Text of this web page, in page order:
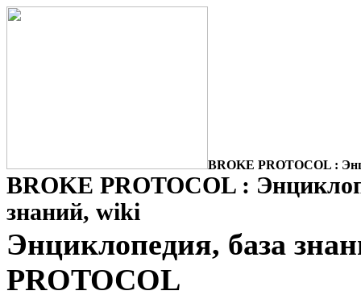
BROKE PROTOCOL :
BROKE PROTOCOL :
знаний, wiki
Энциклопедия, база
PROTOCOL